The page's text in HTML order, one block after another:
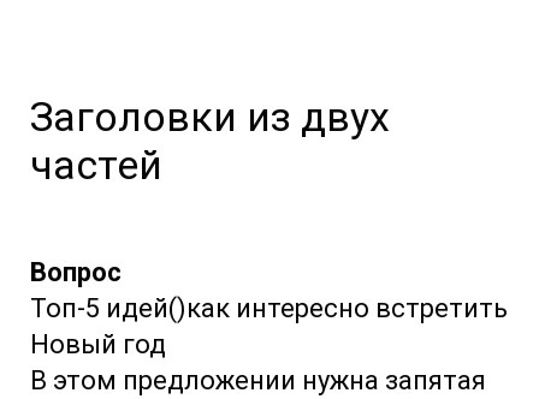
Заголовки из двух
частей
Вопрос
Топ-5 идей()как интересно встретить
Новый год
В этом предложении нужна запятая